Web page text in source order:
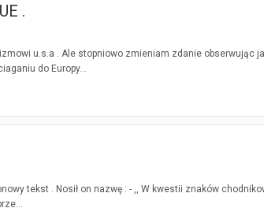
.
u.s.a . Ale stopniowo zmieniam zdanie
do Europy...
tekst . Nosił on nazwę : - ,, W kwestii znaków